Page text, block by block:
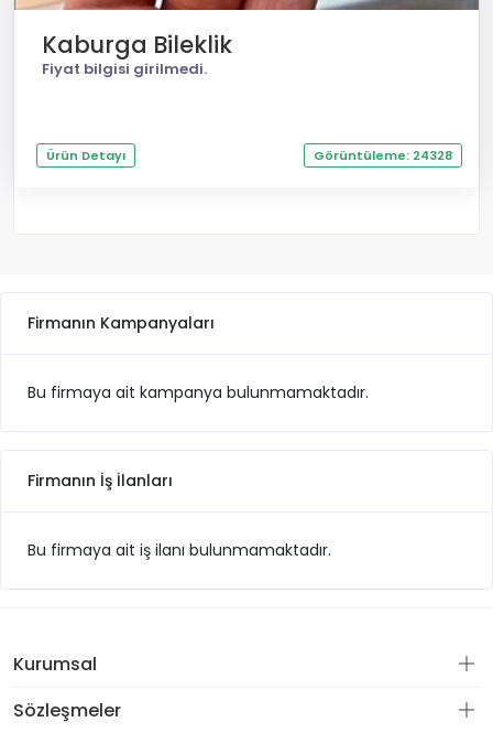
Kaburga Bileklik
Fiyat bilgisi girilmedi.
Ürün Detayı Görüntüleme: 24328
Firmanın Kampanyaları
Bu firmaya ait kampanya bulunmamaktadır.
Firmanın İş İlanları
Bu firmaya ait iş ilanı bulunmamaktadır.
Kurumsal
Sözleşmeler